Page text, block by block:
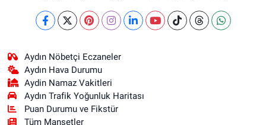
Aydın Nöbetçi Eczaneler
Aydın Hava Durumu
Aydin Namaz Vakitleri
Aydın Trafik Yoğunluk Haritası
Puan Durumu ve Fikstür
Tüm Manşetler